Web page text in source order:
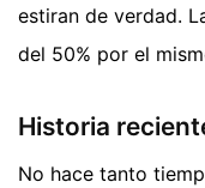
estiran de verdad.
del 50% por el
Historia
No hace tanto